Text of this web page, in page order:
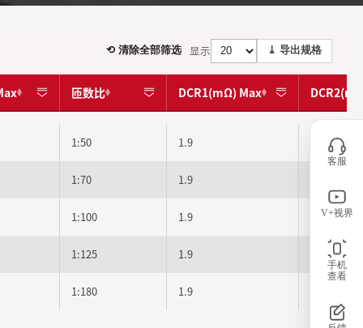
⟲ 清除全部筛选 显示 ⤓ 导出规格
匝数比 DCR1(mΩ) Max
1:50 1.9 2100
1:70 1.9
1:100 1.9 5000
1:125 1.9 5300
1:180 1.9
客服
V+视界
手机
查看